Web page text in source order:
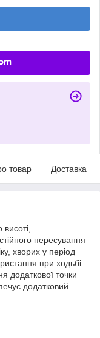
товар Доставка
пересування
хворих у період
при ходьбі
додаткової точки
додатковий